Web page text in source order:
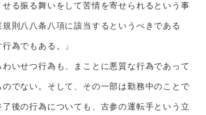
る振る舞いをして苦情を寄せられるという事
則八八条八項に該当するというべきである
為でもある。」
わいせつ行為も、まことに悪質な行為であって
でない。そして、その一部は勤務中のことで
後の行為についても、古参の運転手という立